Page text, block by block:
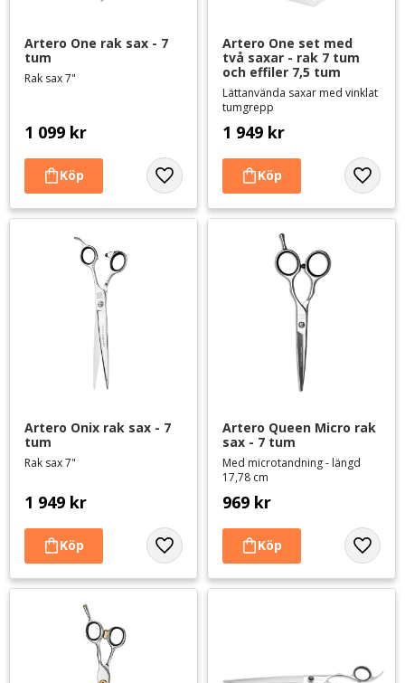
Artero One rak sax - 7
tum
Rak sax 7"
1 099 kr
Lägg till i favoriter
Artero One set med
två saxar - rak 7 tum
och effiler 7,5 tum
Lättanvända saxar med vinklat
tumgrepp
1 949 kr
Lägg
Artero Onix rak sax - 7
tum
Rak sax 7"
1 949 kr
Lägg till i favoriter
Artero Queen Micro rak
sax - 7 tum
Med microtandning - längd
17,78 cm
969 kr
Lägg